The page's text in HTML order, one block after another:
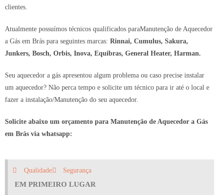
clientes.
Atualmente possuímos técnicos qualificados paraManutenção de Aquecedor
a Gás em Brás para seguintes marcas: Rinnai, Cumulus, Sakura,
Junkers, Bosch, Orbis, Inova, Equibras, General Heater, Harman.
Seu aquecedor a gás apresentou algum problema ou caso precise instalar
um aquecedor? Não perca tempo e solicite um técnico para ir até o local e
fazer a instalação/Manutenção do seu aquecedor.
Solicite abaixo um orçamento para Manutenção de Aquecedor a Gás
em Brás via whatsapp:
Qualidade Segurança
EM PRIMEIRO LUGAR